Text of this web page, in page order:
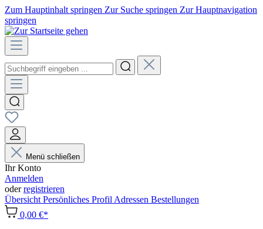
Zum Hauptinhalt springen Zur Suche springen Zur Hauptnavigation
springen
Menü schließen
Ihr Konto
Anmelden
oderregistrieren
Übersicht Persönliches Profil Adressen Bestellungen
0,00 €*